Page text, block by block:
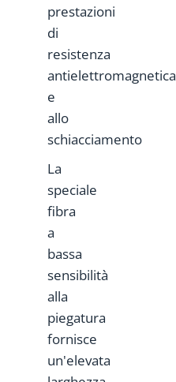
prestazioni
di
resistenza
antielettromagnetica
e
allo
schiacciamento
La
speciale
fibra
a
bassa
sensibilità
alla
piegatura
fornisce
un'elevata